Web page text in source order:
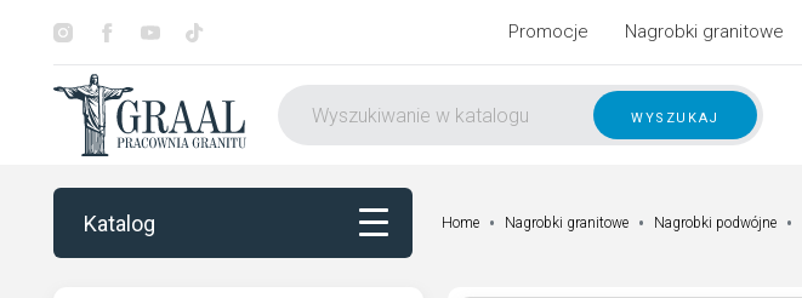
Promocje Nagrobki granitowe
wyszukaj
Katalog Home Nagrobki granitowe Nagrobki podwójne